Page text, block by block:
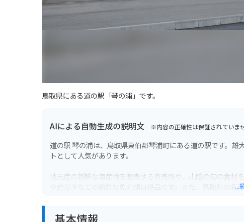
鳥取県にある道の駅「琴の浦」です。
AIによる自動生成の説明文 ※内容の正確性は保証されていませ
道の駅 琴の浦は、鳥取県東伯郡琴浦町にある道の駅です。
トとして人気があります。
地元産の新鮮な海産物を販売する直売所や、山陰の旬の食材
や岩ガキなどの新鮮な魚介類は絶品です。また、鳥取県の名
です。道の駅 琴の浦を起点に、周辺の観光スポットを巡る
...
基本情報